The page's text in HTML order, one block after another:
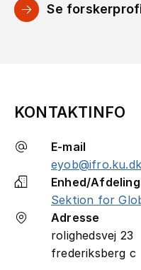
Se
KONTAKTINFO
E-mail
eyob@ifro.ku.dk
Enhed/Afdeling
Sektion for
Adresse
rolighedsvej 23
frederiksberg c